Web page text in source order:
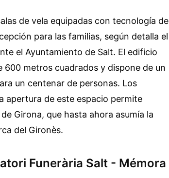
de vela equipadas con tecnología de
para las familias, según detalla el
el Ayuntamiento de Salt. El edificio
metros cuadrados y dispone de un
un centenar de personas. Los
apertura de este espacio permite
Girona, que hasta ahora asumía la
del Gironès.
Funerària Salt - Mémora